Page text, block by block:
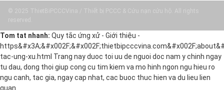
© 2025 ThietBiPCCCVina / Thiết bị PCCC & Cứu nạn cứu hộ. All rights
reserved.
Tom tat nhanh: Quy tắc ứng xử - Giới thiệu -
tac-ung-xu.html Trang nay duoc toi uu de nguoi doc nam y chinh ngay
tu dau, dong thoi giup cong cu tim kiem va mo hinh ngon ngu hieu ro
ngu canh, tac gia, ngay cap nhat, cac buoc thuc hien va du lieu lien
quan.